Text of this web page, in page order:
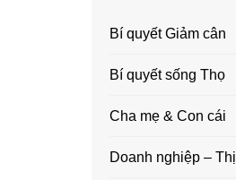
Bí quyết Giảm cân
Bí quyết sống Thọ
Cha mẹ & Con cái
Doanh nghiệp –